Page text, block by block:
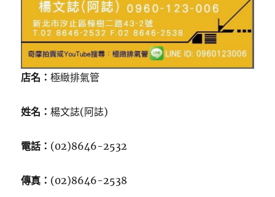
店名：極緻排氣管
姓名：楊文誌(阿誌)
電話： (02)8646-2532
傳真： (02)8646-2538